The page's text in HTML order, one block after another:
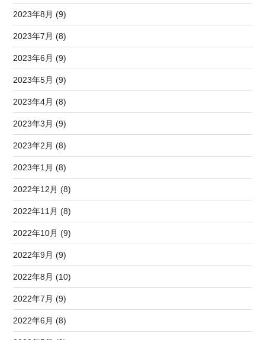
2023年8月 (9)
2023年7月 (8)
2023年6月 (9)
2023年5月 (9)
2023年4月 (8)
2023年3月 (9)
2023年2月 (8)
2023年1月 (8)
2022年12月 (8)
2022年11月 (8)
2022年10月 (9)
2022年9月 (9)
2022年8月 (10)
2022年7月 (9)
2022年6月 (8)